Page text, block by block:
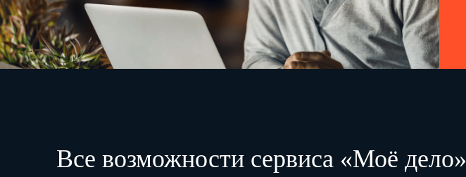
Все возможности сервиса «Моё дело»